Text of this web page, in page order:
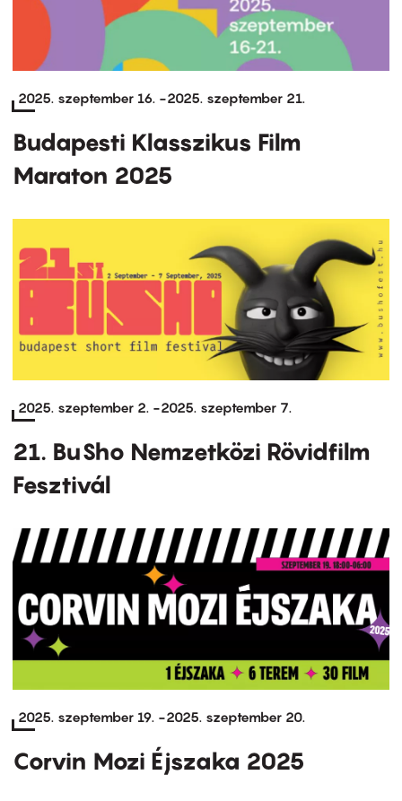
2025. szeptember 16. -2025. szeptember 21.
Budapesti Klasszikus Film
Maraton 2025
2025. szeptember 2. -2025. szeptember 7.
21. BuSho Nemzetközi Rövidfilm
Fesztivál
2025. szeptember 19. -2025. szeptember 20.
Corvin Mozi Éjszaka 2025